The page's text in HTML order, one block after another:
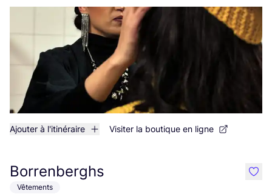
Ajouter à l'itinéraire Visiter la boutique en ligne
Borrenberghs
Vêtements
like